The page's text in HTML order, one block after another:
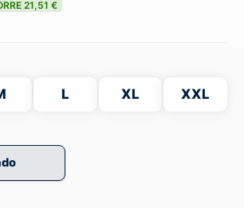
21,51 €
L XL XXL